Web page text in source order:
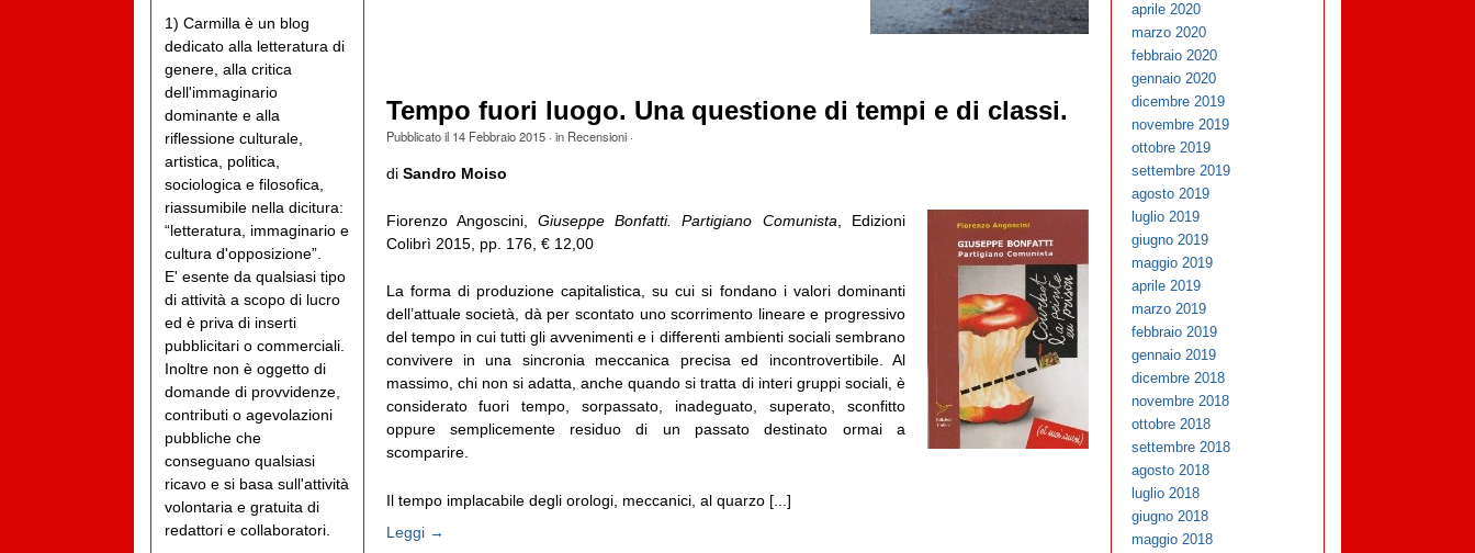
Tempo fuori luogo. Una questione di tempi e di classi.
Pubblicato il 14 Febbraio 2015· in Recensioni·
di Sandro Moiso
Fiorenzo Angoscini,Giuseppe Bonfatti. Partigiano Comunista , Edizioni
Colibrì 2015, pp. 176, € 12,00
La forma di produzione capitalistica, su cui si fondano i valori dominanti
dell’attuale società, dà per scontato uno scorrimento lineare e progressivo
del tempo in cui tutti gli avvenimenti e i differenti ambienti sociali sembrano
convivere in una sincronia meccanica precisa ed incontrovertibile. Al
massimo, chi non si adatta, anche quando si tratta di interi gruppi sociali, è
considerato fuori tempo, sorpassato, inadeguato, superato, sconfitto
oppure semplicemente residuo di un passato destinato ormai a
scomparire.
Il tempo implacabile degli orologi, meccanici, al quarzo [...]
Leggi →
1) Carmilla è un blog
dedicato alla letteratura di
genere, alla critica
dell'immaginario
dominante e alla
riflessione culturale,
artistica, politica,
sociologica e filosofica,
riassumibile nella dicitura:
“letteratura, immaginario e
cultura d'opposizione”.
E' esente da qualsiasi tipo
di attività a scopo di lucro
ed è priva di inserti
pubblicitari o commerciali.
Inoltre non è oggetto di
domande di provvidenze,
contributi o agevolazioni
pubbliche che
conseguano qualsiasi
ricavo e si basa sull'attività
volontaria e gratuita di
redattori e collaboratori.
aprile 2020
marzo 2020
febbraio 2020
gennaio 2020
dicembre 2019
novembre 2019
ottobre 2019
settembre 2019
agosto 2019
luglio 2019
giugno 2019
maggio 2019
aprile 2019
marzo 2019
febbraio 2019
gennaio 2019
dicembre 2018
novembre 2018
ottobre 2018
settembre 2018
agosto 2018
luglio 2018
giugno 2018
maggio 2018